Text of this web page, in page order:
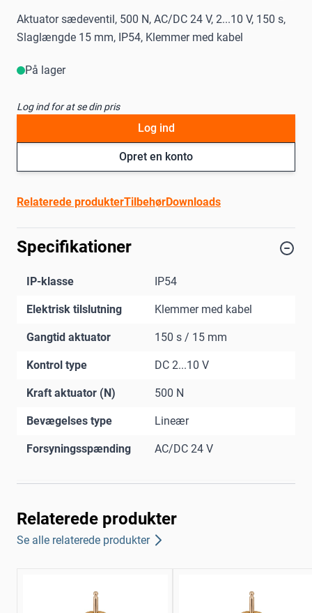
Aktuator sædeventil, 500 N, AC/DC 24 V, 2...10 V, 150 s,
Slaglængde 15 mm, IP54, Klemmer med kabel
På lager
Log ind for at se din pris
Opret en konto
Log ind
Relaterede produkterTilbehørDownloads
Specifikationer
IP-klasse IP54
Elektrisk tilslutning Klemmer med kabel
Gangtid aktuator 150 s / 15 mm
Kontrol type DC 2...10 V
Kraft aktuator (N) 500 N
Bevægelses type Lineær
Forsyningsspænding AC/DC 24 V
Relaterede produkter
Se alle relaterede produkter